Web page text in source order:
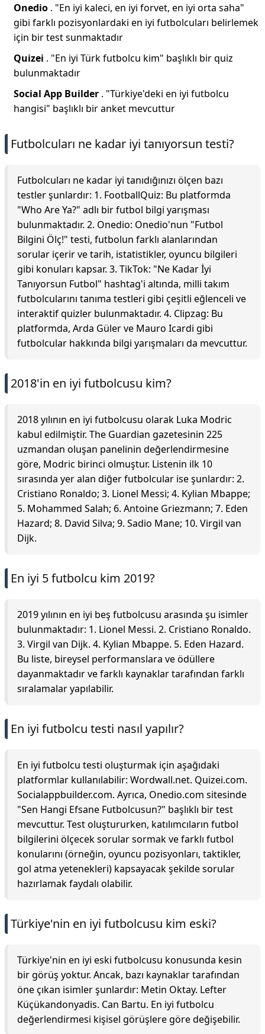
Onedio . "En iyi kaleci, en iyi forvet, en iyi orta saha"
gibi farklı pozisyonlardaki en iyi futbolcuları belirlemek
için bir test sunmaktadır
Quizei . "En iyi Türk futbolcu kim" başlıklı bir quiz
bulunmaktadır
Social App Builder . "Türkiye'deki en iyi futbolcu
hangisi" başlıklı bir anket mevcuttur
Futbolcuları ne kadar iyi tanıyorsun testi?
Futbolcuları ne kadar iyi tanıdığınızı ölçen bazı
testler şunlardır: 1. FootballQuiz: Bu platformda
"Who Are Ya?" adlı bir futbol bilgi yarışması
bulunmaktadır. 2. Onedio: Onedio'nun "Futbol
Bilgini Ölç!" testi, futbolun farklı alanlarından
sorular içerir ve tarih, istatistikler, oyuncu bilgileri
gibi konuları kapsar. 3. TikTok: "Ne Kadar İyi
Tanıyorsun Futbol" hashtag'i altında, milli takım
futbolcularını tanıma testleri gibi çeşitli eğlenceli ve
interaktif quizler bulunmaktadır. 4. Clipzag: Bu
platformda, Arda Güler ve Mauro Icardi gibi
futbolcular hakkında bilgi yarışmaları da mevcuttur.
2018'in en iyi futbolcusu kim?
2018 yılının en iyi futbolcusu olarak Luka Modric
kabul edilmiştir. The Guardian gazetesinin 225
uzmandan oluşan panelinin değerlendirmesine
göre, Modric birinci olmuştur. Listenin ilk 10
sırasında yer alan diğer futbolcular ise şunlardır: 2.
Cristiano Ronaldo; 3. Lionel Messi; 4. Kylian Mbappe;
5. Mohammed Salah; 6. Antoine Griezmann; 7. Eden
Hazard; 8. David Silva; 9. Sadio Mane; 10. Virgil van
Dijk.
En iyi 5 futbolcu kim 2019?
2019 yılının en iyi beş futbolcusu arasında şu isimler
bulunmaktadır: 1. Lionel Messi. 2. Cristiano Ronaldo.
3. Virgil van Dijk. 4. Kylian Mbappe. 5. Eden Hazard.
Bu liste, bireysel performanslara ve ödüllere
dayanmaktadır ve farklı kaynaklar tarafından farklı
sıralamalar yapılabilir.
En iyi futbolcu testi nasıl yapılır?
En iyi futbolcu testi oluşturmak için aşağıdaki
platformlar kullanılabilir: Wordwall.net. Quizei.com.
Socialappbuilder.com. Ayrıca, Onedio.com sitesinde
"Sen Hangi Efsane Futbolcusun?" başlıklı bir test
mevcuttur. Test oluştururken, katılımcıların futbol
bilgilerini ölçecek sorular sormak ve farklı futbol
konularını (örneğin, oyuncu pozisyonları, taktikler,
gol atma yetenekleri) kapsayacak şekilde sorular
hazırlamak faydalı olabilir.
Türkiye'nin en iyi futbolcusu kim eski?
Türkiye'nin en iyi eski futbolcusu konusunda kesin
bir görüş yoktur. Ancak, bazı kaynaklar tarafından
öne çıkan isimler şunlardır: Metin Oktay. Lefter
Küçükandonyadis. Can Bartu. En iyi futbolcu
değerlendirmesi kişisel görüşlere göre değişebilir.